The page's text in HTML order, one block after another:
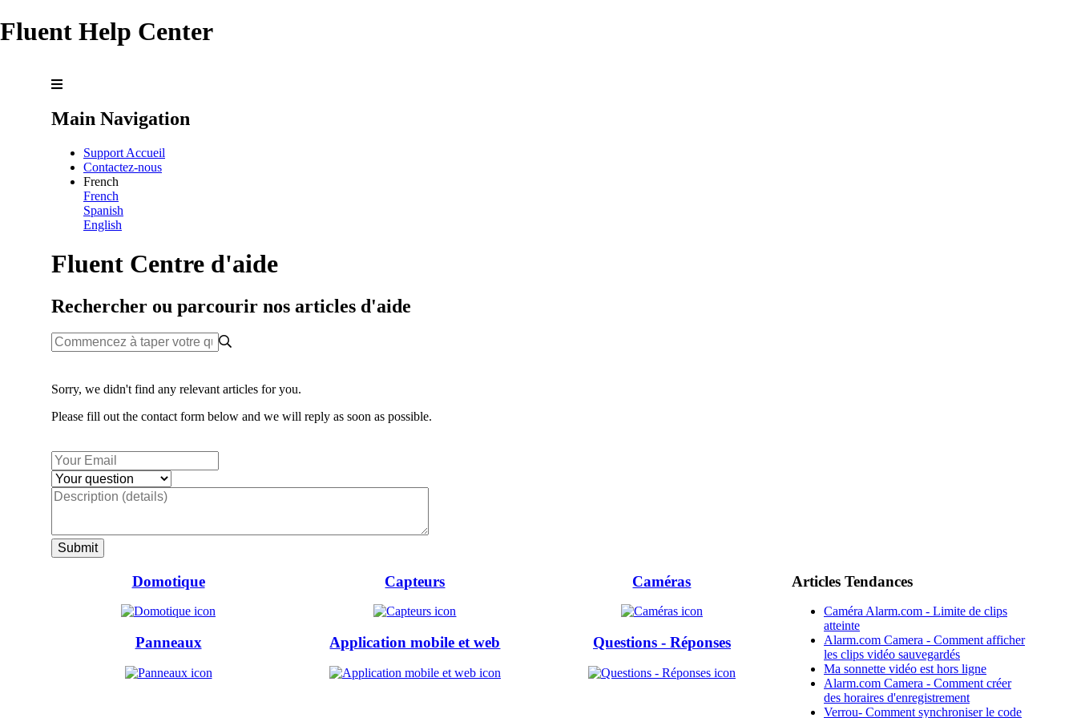
Fluent Help Center
Main Navigation
Support Accueil
Contactez-nous
French
French
Spanish
English
Fluent Centre d'aide
Rechercher ou parcourir nos articles d'aide
Sorry, we didn't find any relevant articles for you.
Please fill out the contact form below and we will reply as soon as possible.
Domotique Capteurs Caméras
Panneaux Application mobile et web Questions - Réponses
Articles Tendances
Caméra Alarm.com - Limite de clips
atteinte
Alarm.com Camera - Comment afficher
les clips vidéo sauvegardés
Ma sonnette vidéo est hors ligne
Alarm.com Camera - Comment créer
des horaires d'enregistrement
Verrou- Comment synchroniser le code